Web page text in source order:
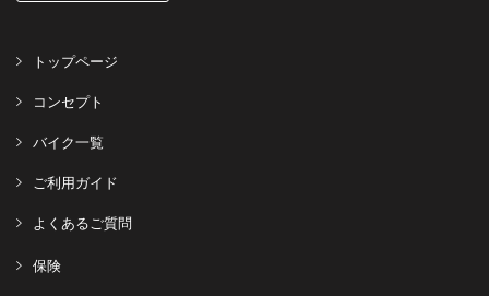
トップページ
コンセプト
バイク一覧
ご利用ガイド
よくあるご質問
保険